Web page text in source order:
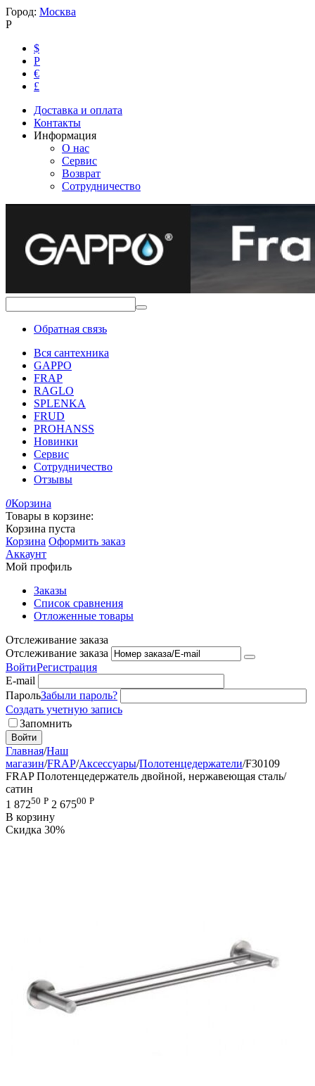
Город: Москва
Р
$
Р
€
£
Доставка и оплата
Контакты
Информация
О нас
Сервис
Возврат
Сотрудничество
Обратная связь
Вся сантехника
GAPPO
FRAP
RAGLO
SPLENKA
FRUD
PROHANSS
Новинки
Сервис
Сотрудничество
Отзывы
0Корзина
Товары в корзине:
Корзина пуста
Корзина Оформить заказ
Аккаунт
Мой профиль
Заказы
Список сравнения
Отложенные товары
Отслеживание заказа
Отслеживание заказа
ВойтиРегистрация
E-mail
ПарольЗабыли пароль?
Создать учетную запись
Запомнить
Войти
Главная/Наш
магазин/FRAP/Аксессуары/Полотенцедержатели/F30109
FRAP Полотенцедержатель двойной, нержавеющая сталь/
сатин
1 87250 Р 2 67500 Р
В корзину
Скидка 30%